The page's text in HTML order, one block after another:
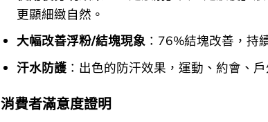
更顯細緻自然。
大幅改善浮粉/結塊現象 ：76%結塊改善，持
汗水防護：出色的防汗效果，運動、約會、戶
消費者滿意度證明